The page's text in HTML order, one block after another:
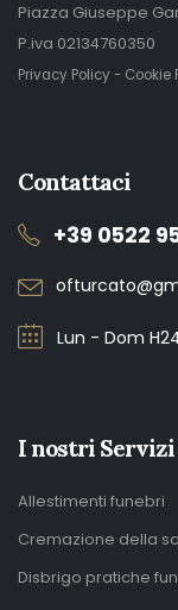
Piazza Giuseppe
P.iva 02134760350
Privacy Policy- Cookie
Contattaci
+39 0522
Lun - Dom
I nostri Servizi
Allestimenti funebri
Cremazione della
Disbrigo pratiche